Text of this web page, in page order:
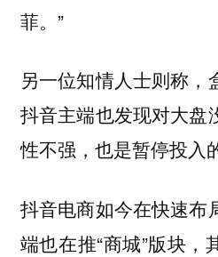
菲。”
另一位知情人士则称，
抖音主端也发现对大盘
性不强，也是暂停投入
抖音电商如今在快速布
端也在推“商城”版块，